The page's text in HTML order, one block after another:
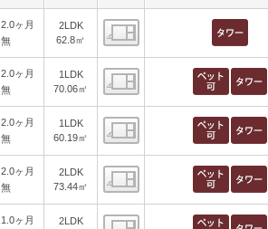
2.0ヶ月
無
2LDK
62.8㎡
間取り表示
2.0ヶ月
無
1LDK
70.06㎡
間取り表示
2.0ヶ月
無
1LDK
60.19㎡
間取り表示
2.0ヶ月
無
2LDK
73.44㎡
間取り表示
1.0ヶ月
2LDK